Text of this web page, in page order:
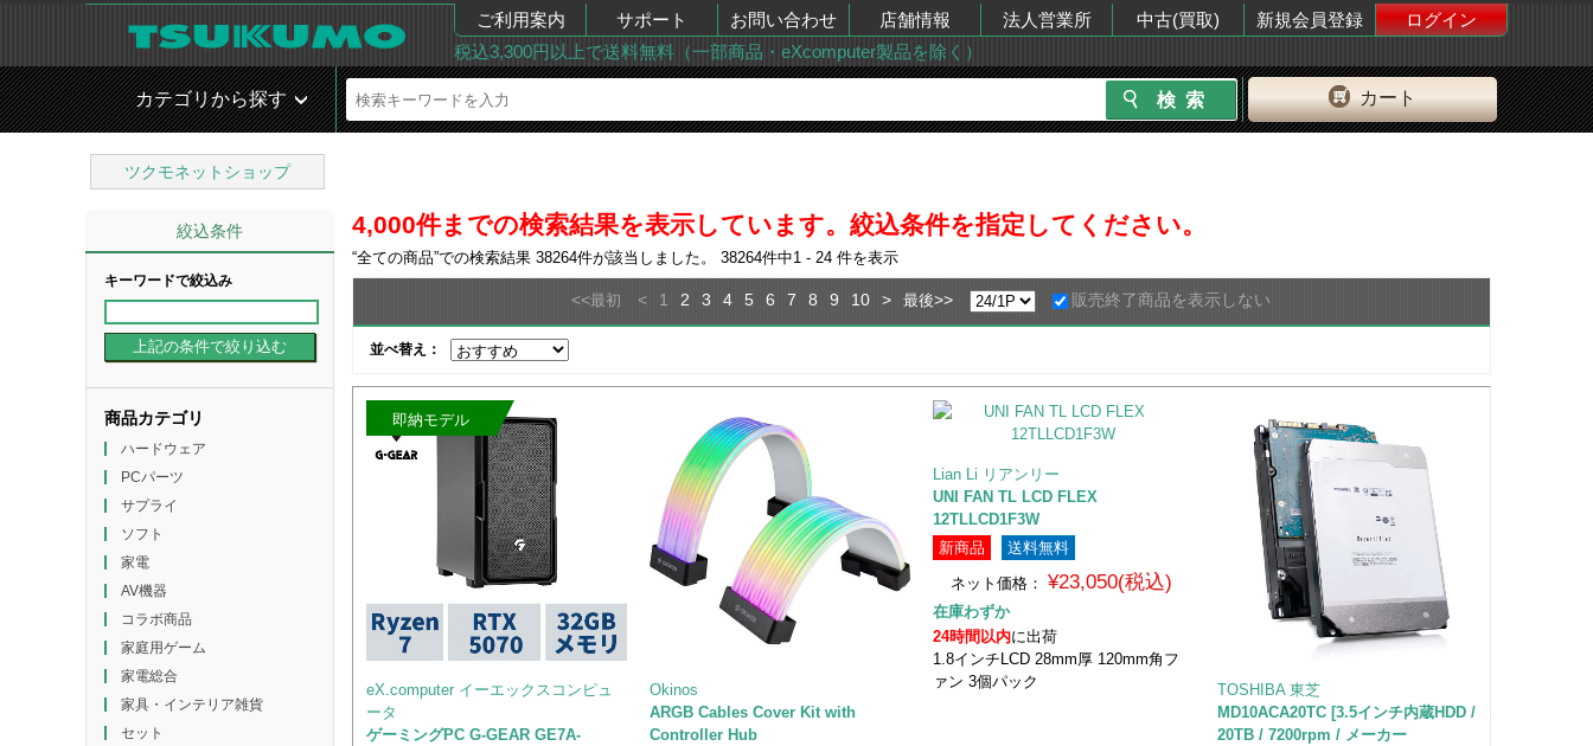
ご利用案内 サポート お問い合わせ 店舗情報 法人営業所 中古(買取) 新規会員登録
ログイン
税込3,300円以上で送料無料（一部商品・eXcomputer製品を除く）
カート
カテゴリから探す
ツクモネットショップ
絞込条件
キーワードで絞込み
商品カテゴリ
ハードウェア
PCパーツ
サプライ
ソフト
家電
AV機器
コラボ商品
家庭用ゲーム
家電総合
家具・インテリア雑貨
セット
4,000件までの検索結果を表示しています。絞込条件を指定してください。
“全ての商品”での検索結果 38264件が該当しました。 38264件中1 - 24 件を表示
<<最初 < 1 2 3 4 5 6 7 8 9 10 > 最後>> 販売終了商品を表示しない
並べ替え：
即納モデル
eX.computer イーエックスコンピュ
ータ
ゲーミングPC G-GEAR GE7A-
Okinos
ARGB Cables Cover Kit with
Controller Hub
Lian Li リアンリー
UNI FAN TL LCD FLEX
12TLLCD1F3W
新商品
送料無料
ネット価格： ¥23,050(税込)
在庫わずか
24時間以内に出荷
1.8インチLCD 28mm厚 120mm角フ
ァン 3個パック
TOSHIBA 東芝
MD10ACA20TC [3.5インチ内蔵HDD /
20TB / 7200rpm / メーカー